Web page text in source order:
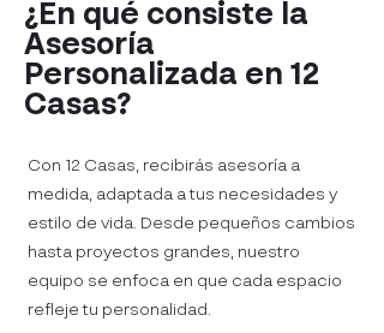
¿En qué consiste la
Asesoría
Personalizada en 12
Casas?
Con 12 Casas, recibirás asesoría a
medida, adaptada a tus necesidades y
estilo de vida. Desde pequeños cambios
hasta proyectos grandes, nuestro
equipo se enfoca en que cada espacio
refleje tu personalidad.